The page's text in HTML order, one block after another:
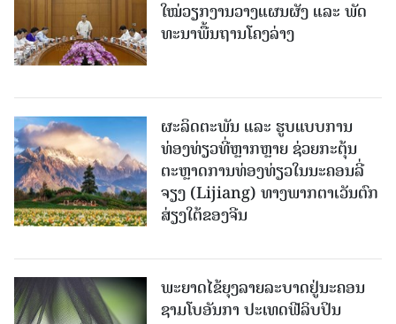
ໃໝ່​ວຽກ​ງານ​ວາງ​ແຜນ​ຜັງ ແລະ ​ພັດ​
ທະ​ນາ​ພື້ນ​ຖານ​ໂຄງ​ລ່າງ
ຜະລິດຕະພັນ ແລະ ຮູບແບບການ
ທ່ອງທ່ຽວທີ່ຫຼາກຫຼາຍ ຊ່ວຍກະຕຸ້ນ
ຕະຫຼາດການທ່ອງທ່ຽວໃນນະຄອນລີ່
ຈຽງ (Lijiang) ທາງພາກຕາເວັນຕົກ
ສ່ຽງໃຕ້ຂອງຈີນ
ພະຍາດໄຂ້ຍຸງລາຍລະບາດຢູ່ນະຄອນ
ຊາມໂບ​ອັນກາ ປະເທດຟີລິບປິນ